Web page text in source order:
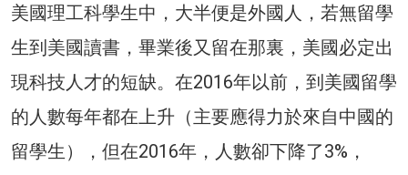
美國理工科學生中，大半便是外國人，若無留學
生到美國讀書，畢業後又留在那裏，美國必定出
現科技人才的短缺。在2016年以前，到美國留學
的人數每年都在上升（主要應得力於來自中國的
留學生），但在2016年，人數卻下降了3%，